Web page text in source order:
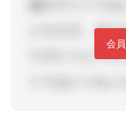
会